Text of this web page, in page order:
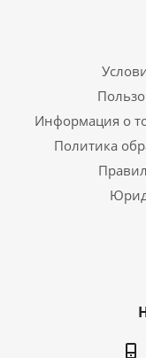
Информация о
Политика